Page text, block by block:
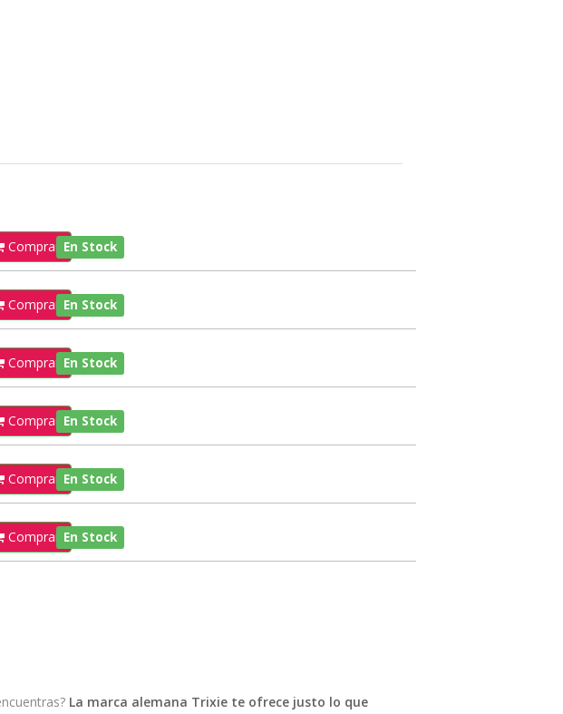
Comprar En Stock
Comprar En Stock
Comprar En Stock
Comprar En Stock
Comprar En Stock
Comprar En Stock
La marca alemana Trixie te ofrece justo lo que